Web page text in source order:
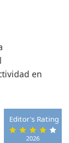
en
2026
Editor's Rating